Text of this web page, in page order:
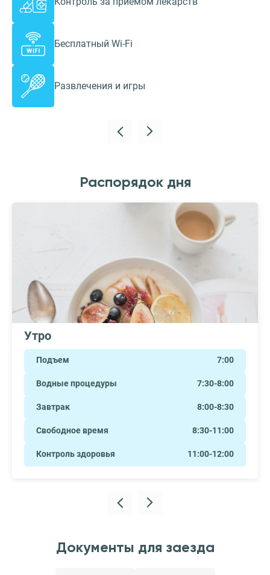
Бесплатный Wi-Fi
Развлечения и игры
Распорядок дня
Утро
Подъем 7:00
Водные процедуры 7:30-8:00
Завтрак 8:00-8:30
Свободное время 8:30-11:00
Контроль здоровья 11:00-12:00
Документы для заезда